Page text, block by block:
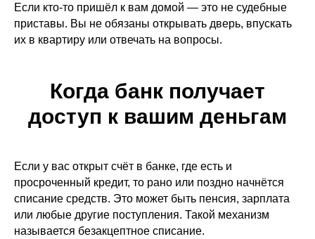
Если кто-то пришёл к вам домой — это не судебные
приставы. Вы не обязаны открывать дверь, впускать
их в квартиру или отвечать на вопросы.
Когда банк получает
доступ к вашим деньгам
Если у вас открыт счёт в банке, где есть и
просроченный кредит, то рано или поздно начнётся
списание средств. Это может быть пенсия, зарплата
или любые другие поступления. Такой механизм
называется безакцептное списание.